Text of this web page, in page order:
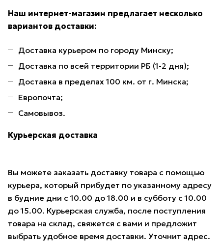
Наш интернет-магазин предлагает несколько
вариантов доставки:
Доставка курьером по городу Минску;
Доставка по всей территории РБ (1-2 дня);
Доставка в пределах 100 км. от г. Минска;
Европочта;
Самовывоз.
Курьерская доставка
Вы можете заказать доставку товара с помощью
курьера, который прибудет по указанному адресу
в будние дни с 10.00 до 18.00 и в субботу с 10.00
до 15.00. Курьерская служба, после поступления
товара на склад, свяжется с вами и предложит
выбрать удобное время доставки. Уточнит адрес.